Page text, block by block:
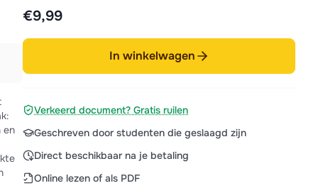
en
€9,99
In winkelwagen
Verkeerd document? Gratis ruilen
Geschreven door studenten die geslaagd zijn
Direct beschikbaar na je betaling
Online lezen of als PDF